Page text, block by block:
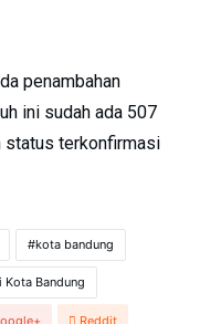
penambahan
ini sudah ada 507
status terkonfirmasi
kota bandung
Kota Bandung
Reddit